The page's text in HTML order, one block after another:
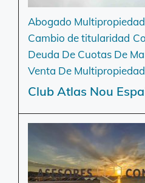
Abogado Multipropiedad
Cambio de titularidad
Deuda De Cuotas De
Venta De Multipropiedad
Club Atlas Nou